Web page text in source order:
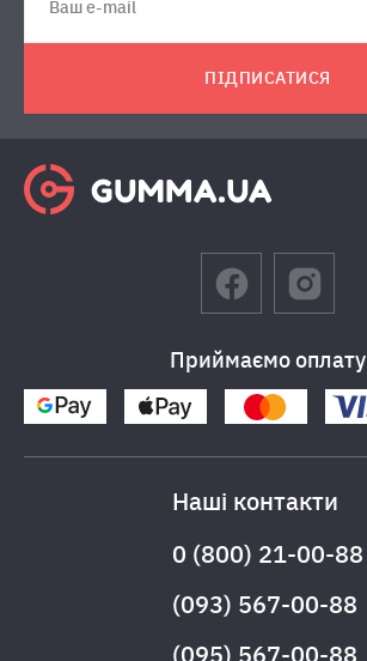
ПІДПИСАТИСЯ
Приймаємо оплату
Наші контакти
0 (800) 21-00-88
(093) 567-00-88
(095) 567-00-88